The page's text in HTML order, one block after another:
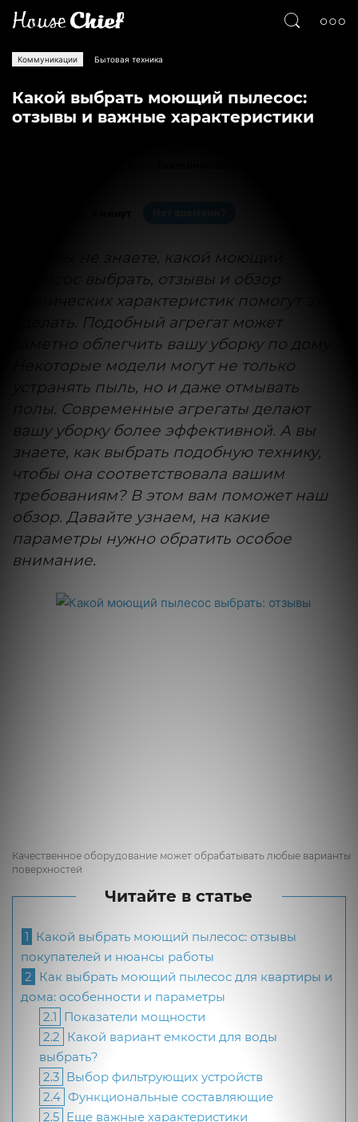
Коммуникации Бытовая техника
Какой выбрать моющий пылесос:
отзывы и важные характеристики
Если вы не знаете, какой моющий
пылесос выбрать, отзывы и обзор
технических характеристик помогут это
сделать. Подобный агрегат может
заметно облегчить вашу уборку по дому.
Некоторые модели могут не только
устранять пыль, но и даже отмывать
полы. Современные агрегаты делают
вашу уборку более эффективной. А вы
знаете, как выбрать подобную технику,
чтобы она соответствовала вашим
требованиям? В этом вам поможет наш
обзор. Давайте узнаем, на какие
параметры нужно обратить особое
внимание.
Качественное оборудование может обрабатывать любые варианты
поверхностей
Читайте в статье
1 Какой выбрать моющий пылесос: отзывы
покупателей и нюансы работы
2 Как выбрать моющий пылесос для квартиры и
дома: особенности и параметры
2.1 Показатели мощности
2.2 Какой вариант емкости для воды
выбрать?
2.3 Выбор фильтрующих устройств
2.4 Функциональные составляющие
2.5 Еще важные характеристики